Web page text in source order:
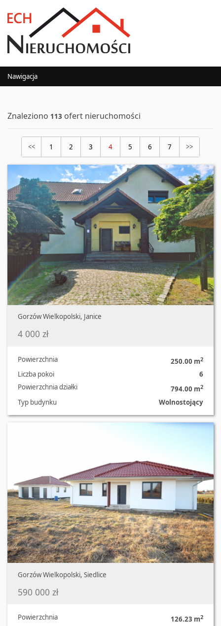
Nawigacja
Znaleziono 113 ofert nieruchomości
<< 1 2 3 4 5 6 7 >>
Oferta nr 166/2639/ODW
Gorzów Wielkopolski, Janice
4 000 zł
Powierzchnia 250.00 m2
Liczba pokoi
6
Powierzchnia działki
794.00 m2
Typ budynku
Wolnostojący
Gorzów Wielkopolski, Siedlice
590 000 zł
Powierzchnia 126.23 m2